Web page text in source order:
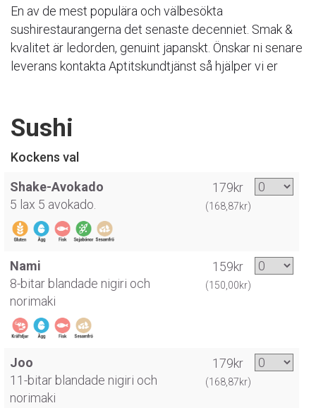
En av de mest populära och välbesökta
sushirestaurangerna det senaste decenniet. Smak &
kvalitet är ledorden, genuint japanskt. Önskar ni senare
leverans kontakta Aptitskundtjänst så hjälper vi er
Sushi
Kockens val
Shake-Avokado
5 lax 5 avokado.
179kr
(168,87kr)
Nami
8-bitar blandade nigiri och
norimaki
159kr
(150,00kr)
Joo
11-bitar blandade nigiri och
norimaki
179kr
(168,87kr)